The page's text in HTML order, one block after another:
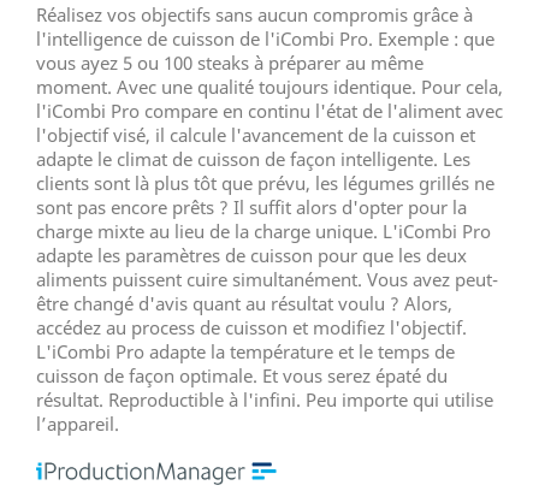
Réalisez vos objectifs sans aucun compromis grâce à
l'intelligence de cuisson de l'iCombi Pro. Exemple : que
vous ayez 5 ou 100 steaks à préparer au même
moment. Avec une qualité toujours identique. Pour cela,
l'iCombi Pro compare en continu l'état de l'aliment avec
l'objectif visé, il calcule l'avancement de la cuisson et
adapte le climat de cuisson de façon intelligente. Les
clients sont là plus tôt que prévu, les légumes grillés ne
sont pas encore prêts ? Il suffit alors d'opter pour la
charge mixte au lieu de la charge unique. L'iCombi Pro
adapte les paramètres de cuisson pour que les deux
aliments puissent cuire simultanément. Vous avez peut-
être changé d'avis quant au résultat voulu ? Alors,
accédez au process de cuisson et modifiez l'objectif.
L'iCombi Pro adapte la température et le temps de
cuisson de façon optimale. Et vous serez épaté du
résultat. Reproductible à l'infini. Peu importe qui utilise
l’appareil.